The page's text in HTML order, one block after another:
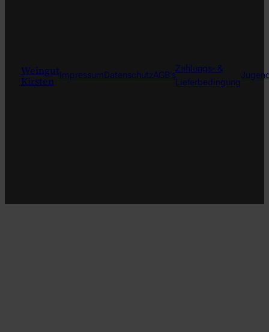
Weingut
Kirsten Impressum DatenschutzAGB’s
Zahlungs- &
Lieferbedingung